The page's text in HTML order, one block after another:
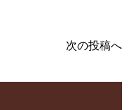
次の投稿へ